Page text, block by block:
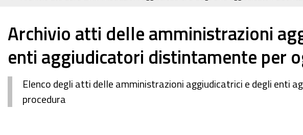
Archivio atti delle amministrazioni
enti aggiudicatori distintamente per
Elenco degli atti delle amministrazioni aggiudicatrici e degli enti
procedura